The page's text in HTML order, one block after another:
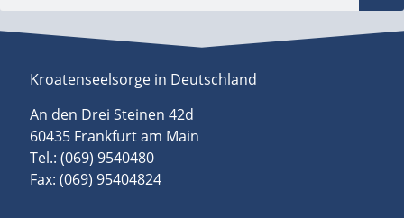
Kroatenseelsorge in Deutschland
An den Drei Steinen 42d
60435 Frankfurt am Main
Tel.: (069) 9540480
Fax: (069) 95404824